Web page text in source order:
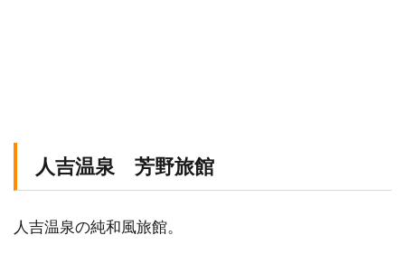
人吉温泉 芳野旅館
人吉温泉の純和風旅館。